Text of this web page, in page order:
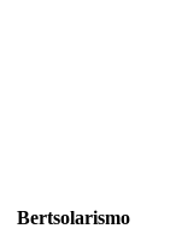
Bertsolarismo